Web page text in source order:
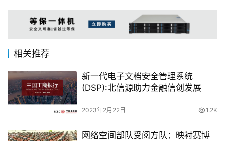
相关推荐
新一代电子文档安全管理系统
(DSP):北信源助力金融信创发展
2023年2月22日 1.2K
网络空间部队受阅方队：映衬赛博